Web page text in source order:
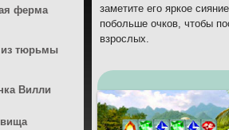
заметите его яркое
побольше очков, чтобы
взрослых.
ферма
из тюрьмы
Вилли